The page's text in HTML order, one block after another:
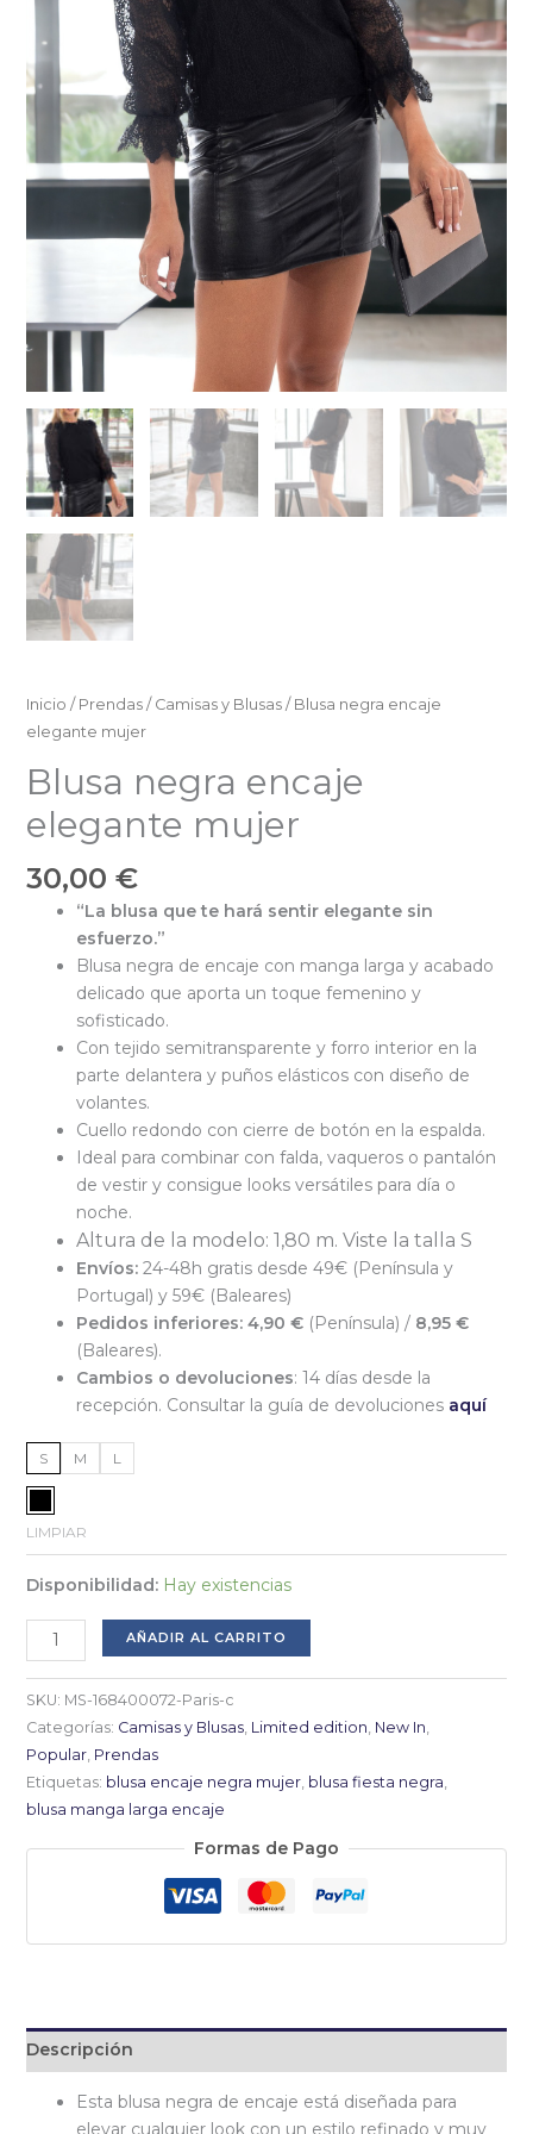
Inicio / Prendas/ Camisas y Blusas/ Blusa negra encaje
elegante mujer
Blusa negra encaje
elegante mujer
30,00 €
“La blusa que te hará sentir elegante sin
esfuerzo.”
Blusa negra de encaje con manga larga y acabado
delicado que aporta un toque femenino y
sofisticado.
Con tejido semitransparente y forro interior en la
parte delantera y puños elásticos con diseño de
volantes.
Cuello redondo con cierre de botón en la espalda.
Ideal para combinar con falda, vaqueros o pantalón
de vestir y consigue looks versátiles para día o
noche.
Altura de la modelo: 1,80 m. Viste la talla S
Envíos: 24-48h gratis desde 49€ (Península y
Portugal) y 59€ (Baleares)
Pedidos inferiores: 4,90 €(Península) / 8,95 €
(Baleares).
Cambios o devoluciones: 14 días desde la
recepción. Consultar la guía de devoluciones aquí
S M L
LIMPIAR
Disponibilidad: Hay existencias
Blusa
negra
encaje
mujer
cantidad
AÑADIR AL CARRITO
SKU: MS-168400072-Paris-c
Categorías: Camisas y Blusas, Limited edition, New In,
Popular, Prendas
Etiquetas: blusa encaje negra mujer, blusa fiesta negra,
blusa manga larga encaje
Formas de Pago
Descripción
Esta blusa negra de encaje está diseñada para
elevar cualquier look con un estilo refinado y muy